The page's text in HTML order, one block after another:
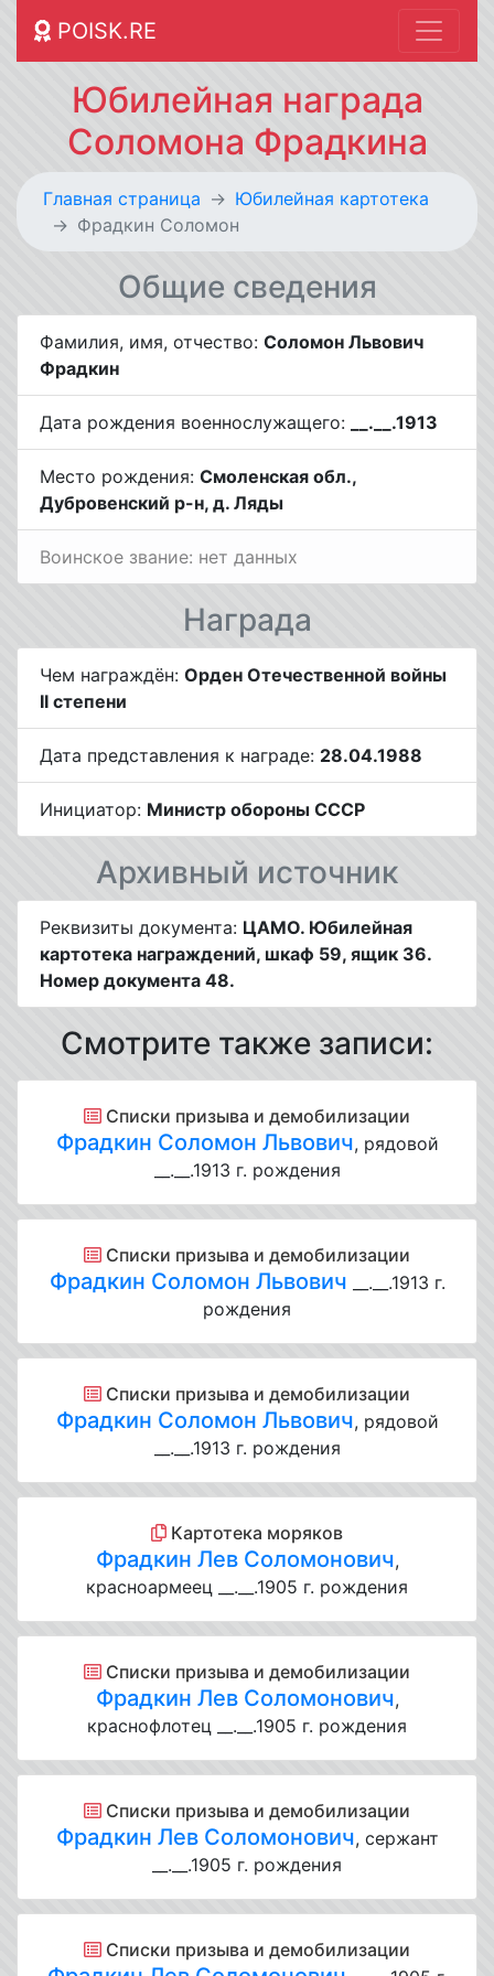
POISK.RE
Юбилейная награда
Соломона Фрадкина
Главная страница
Юбилейная картотека
Фрадкин Соломон
Общие сведения
Фамилия, имя, отчество: Соломон Львович
Фрадкин
Дата рождения военнослужащего: __.__.1913
Место рождения: Смоленская обл.,
Дубровенский р-н, д. Ляды
Воинское звание: нет данных
Награда
Чем награждён: Орден Отечественной войны
II степени
Дата представления к награде: 28.04.1988
Инициатор: Министр обороны СССР
Архивный источник
Реквизиты документа: ЦАМО. Юбилейная
картотека награждений, шкаф 59, ящик 36.
Номер документа 48.
Смотрите также записи:
Списки призыва и демобилизации
Фрадкин Соломон Львович, рядовой
__.__.1913 г. рождения
Списки призыва и демобилизации
Фрадкин Соломон Львович __.__.1913 г.
рождения
Списки призыва и демобилизации
Фрадкин Соломон Львович, рядовой
__.__.1913 г. рождения
Картотека моряков
Фрадкин Лев Соломонович,
красноармеец __.__.1905 г. рождения
Списки призыва и демобилизации
Фрадкин Лев Соломонович,
краснофлотец __.__.1905 г. рождения
Списки призыва и демобилизации
Фрадкин Лев Соломонович, сержант
__.__.1905 г. рождения
Списки призыва и демобилизации